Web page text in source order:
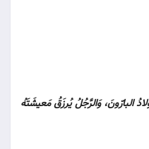
البارّونَ، وَالرَّجُلُ يُرزَقُ مَعيشَتَهُ